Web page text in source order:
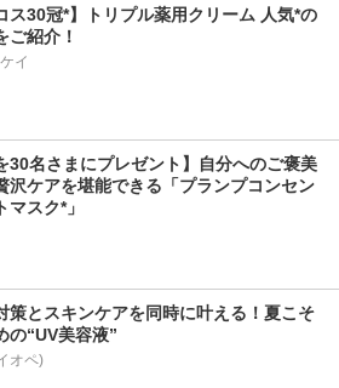
ス30冠*】トリプル薬用クリーム 人気*の
ご紹介！
イ
30名さまにプレゼント】自分へのご褒美
沢ケアを堪能できる「プランプコンセン
マスク*」
策とスキンケアを同時に叶える！夏こそ
の“UV美容液”
オペ)